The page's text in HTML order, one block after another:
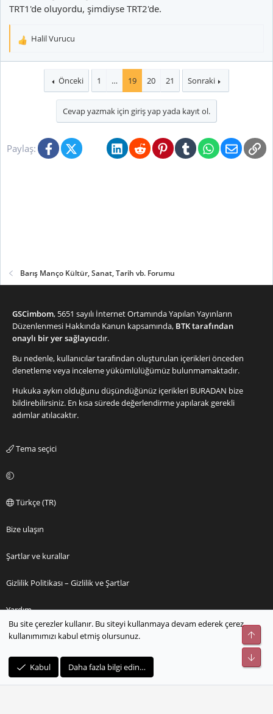
La Piste de Santa Fé (1940) - IMDb
La Piste de Santa Fé: Directed by Michael
Curtiz. With Errol Flynn, Olivia de Havilland,
Jeb Stuart, George Custer and other
graduates from West Point are posted to
TRT1'de oluyordu, şimdiyse TRT2'de.
T
Halil Vurucu
Önceki 1 … 19 20 21 Sonraki
Cevap yazmak için giriş yap yada kayıt ol.
Paylaş: FacebookX (Twitter)BlueskyLinkedInRedditPinterestTumblrWhatsApp
E-posta
Barış Manço Kültür, Sanat, Tarih vb. Forumu
GSCimbom, 5651 sayılı İnternet Ortamında Yapılan Yayınların
Düzenlenmesi Hakkında Kanun kapsamında, BTK tarafından
onaylı bir yer sağlayıcıdır.
Bu nedenle, kullanıcılar tarafından oluşturulan içerikleri önceden
denetleme veya inceleme yükümlülüğümüz bulunmamaktadır.
Hukuka aykırı olduğunu düşündüğünüz içerikleri BURADAN bize
bildirebilirsiniz. En kısa sürede değerlendirme yapılarak gerekli
adımlar atılacaktır.
Tema seçici
Türkçe (TR)
Bize ulaşın
Şartlar ve kurallar
Gizlilik Politikası – Gizlilik ve Şartlar
Yardım
Ana sayfa
S
S
Bu site çerezler kullanır. Bu siteyi kullanmaya devam ederek çerez
kullanımımızı kabul etmiş olursunuz.
Kabul Daha fazla bilgi edin…